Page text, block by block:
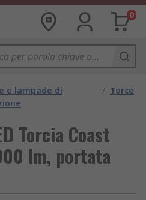
0
e lampade di
/ Torce
Torcia Coast
lm, portata